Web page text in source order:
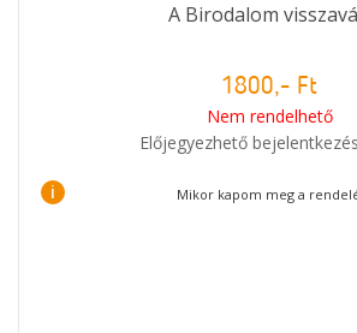
A Birodalom
1800,- Ft
Nem rendelhető
Előjegyezhető
i Mikor kapom meg a